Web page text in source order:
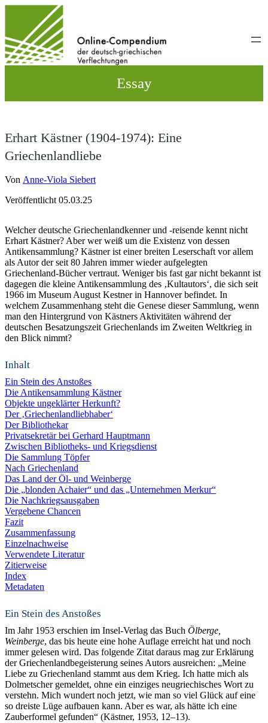
wechseln
Essay
Erhart Kästner (1904-1974): Eine
Griechenlandliebe
Von Anne-Viola Siebert
Veröffentlicht 05.03.25
Welcher deutsche Griechenlandkenner und -reisende kennt nicht
Erhart Kästner? Aber wer weiß um die Existenz von dessen
Antikensammlung? Kästner ist einer breiten Leserschaft vor allem
als Autor der seit 80 Jahren immer wieder aufgelegten
Griechenland-Bücher vertraut. Weniger bis fast gar nicht bekannt ist
dagegen die kleine Antikensammlung des ‚Kultautors‘, die sich seit
1966 im Museum August Kestner in Hannover befindet. In
welchem Zusammenhang steht die Genese dieser Sammlung, wenn
man den Hintergrund von Kästners Aktivitäten während der
deutschen Besatzungszeit Griechenlands im Zweiten Weltkrieg in
den Blick nimmt?
Inhalt
Ein Stein des Anstoßes
Die Antikensammlung Kästner
Objekte ungeklärter Herkunft?
Der ‚Griechenlandliebhaber‘
Der Bibliothekar
Privatsekretär bei Gerhard Hauptmann
Zwischen Bibliotheks- und Kriegsdienst
Die Sammlung Töpfer
Nach Griechenland
Das Land der Öl- und Weinberge
Die „blonden Achaier“ und das „Unternehmen Merkur“
Die Nachkriegsausgaben
Vergebene Chancen
Fazit
Zusammenfassung
Einzelnachweise
Verwendete Literatur
Zitierweise
Index
Metadaten
Ein Stein des Anstoßes
Im Jahr 1953 erschien im Insel-Verlag das Buch Ölberge,
Weinberge, das bis heute eine hohe Auflage erreicht hat und noch
immer gelesen wird. Das folgende Zitat daraus mag zur Erklärung
der Griechenlandbegeisterung seines Autors ausreichen: „Meine
Liebe zu Griechenland stammt aus dem Krieg. Ich hatte mich als
Dolmetscher gemeldet, ohne ein einziges neugriechisches Wort zu
verstehn. Mich wundert noch jetzt, wie man so viel Glück auf eine
so dreiste Lüge aufbauen kann. Aber es war, als hätte ich eine
Zauberformel gefunden“ (Kästner, 1953, 12–13).